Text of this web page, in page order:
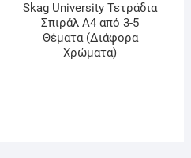
Skag University Τετράδια
Σπιράλ Α4 από 3-5
Θέματα (Διάφορα
Χρώματα)